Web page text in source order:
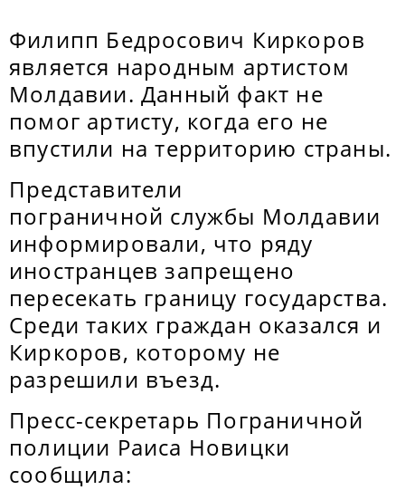
Филипп Бедросович Киркоров
является народным артистом
Молдавии. Данный факт не
помог артисту, когда его не
впустили на территорию страны.
Представители
пограничной службы Молдавии
информировали, что ряду
иностранцев запрещено
пересекать границу государства.
Среди таких граждан оказался и
Киркоров, которому не
разрешили въезд.
Пресс-секретарь Пограничной
полиции Раиса Новицки
сообщила: